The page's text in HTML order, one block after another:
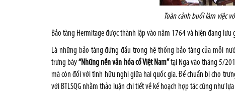
Toàn cảnh buổi làm việc
Bảo tàng Hermitage được thành lập vào năm 1764 và hiện đang
Là những bảo tàng đứng đầu trong hệ thống bảo tàng của mỗi
trưng bày“Những nền văn hóa cổ Việt Nam”tại Nga vào tháng 5/
mà còn đối với tình hữu nghị giữa hai quốc gia. Để chuẩn bị cho
với BTLSQG nhằm thảo luận chi tiết về kế hoạch hợp tác cũng như